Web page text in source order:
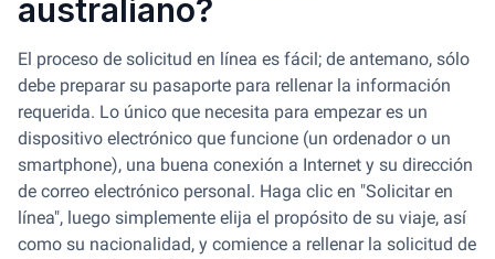
australiano?
El proceso de solicitud en línea es fácil; de antemano, sólo
debe preparar su pasaporte para rellenar la información
requerida. Lo único que necesita para empezar es un
dispositivo electrónico que funcione (un ordenador o un
smartphone), una buena conexión a Internet y su dirección
de correo electrónico personal. Haga clic en "Solicitar en
línea", luego simplemente elija el propósito de su viaje, así
como su nacionalidad, y comience a rellenar la solicitud de